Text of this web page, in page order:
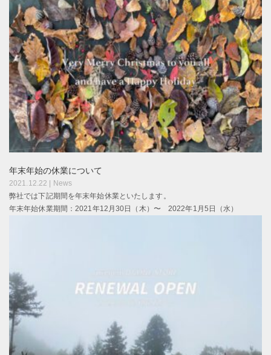
年末年始の休業について
2021.12.22 |
News
弊社では下記期間を年末年始休業といたします。
年末年始休業期間：2021年12月30日（木）〜 2022年1月5日（水）